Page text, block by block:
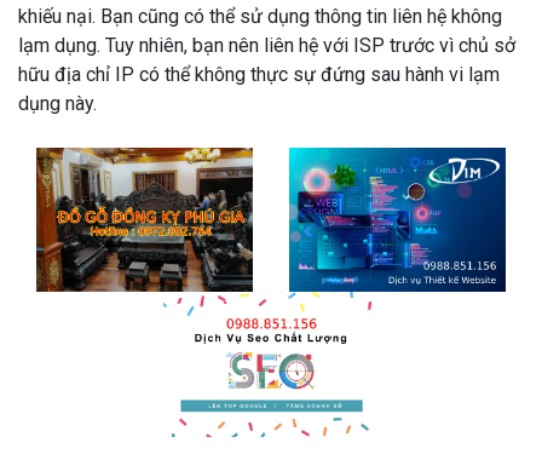
khiếu nại. Bạn cũng có thể sử dụng thông tin liên hệ không
lạm dụng. Tuy nhiên, bạn nên liên hệ với ISP trước vì chủ sở
hữu địa chỉ IP có thể không thực sự đứng sau hành vi lạm
dụng này.